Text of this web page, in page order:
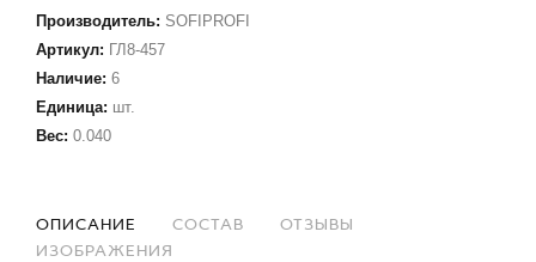
Производитель: SOFIPROFI
Артикул: ГЛ8-457
Наличие: 6
Единица: шт.
Вес: 0.040
ОПИСАНИЕ СОСТАВ
ОТЗЫВЫ
ИЗОБРАЖЕНИЯ